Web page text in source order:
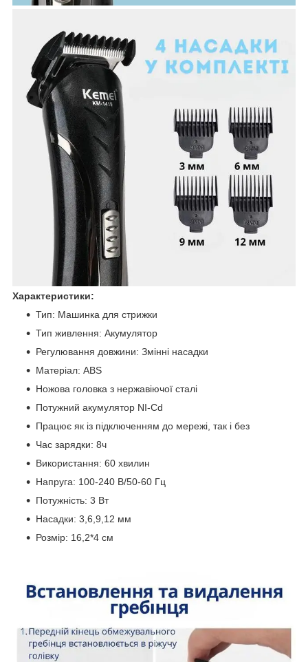
Характеристики:
Тип: Машинка для стрижки
Тип живлення: Акумулятор
Регулювання довжини: Змінні насадки
Матеріал: ABS
Ножова головка з нержавіючої сталі
Потужний акумулятор NI-Cd
Працює як із підключенням до мережі, так і без
Час зарядки: 8ч
Використання: 60 хвилин
Напруга: 100-240 В/50-60 Гц
Потужність: 3 Вт
Насадки: 3,6,9,12 мм
Розмір: 16,2*4 cм